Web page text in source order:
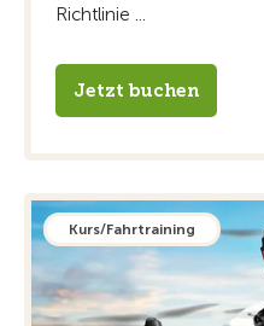
Richtlinie ...
Jetzt buchen
Kurs/Fahrtraining